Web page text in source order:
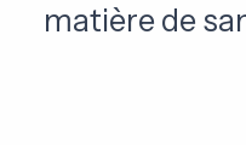
matière de